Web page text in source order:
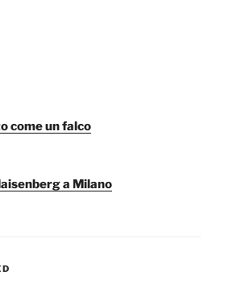
come un falco
a Milano